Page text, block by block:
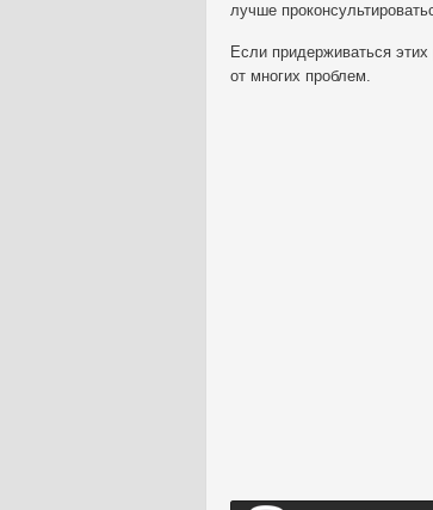
лучше
Если придерживаться
от многих проблем.